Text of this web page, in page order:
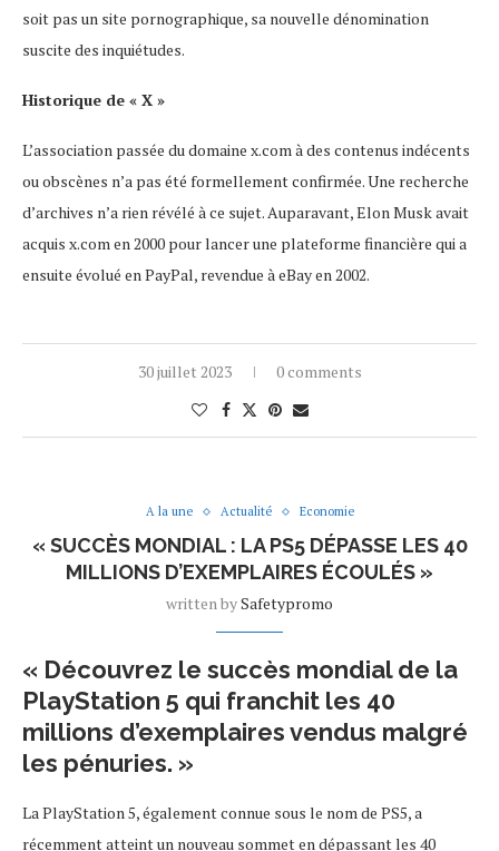
soit pas un site pornographique, sa nouvelle dénomination
suscite des inquiétudes.
Historique de « X »
L’association passée du domaine x.com à des contenus indécents
ou obscènes n’a pas été formellement confirmée. Une recherche
d’archives n’a rien révélé à ce sujet. Auparavant, Elon Musk avait
acquis x.com en 2000 pour lancer une plateforme financière qui a
ensuite évolué en PayPal, revendue à eBay en 2002.
30 juillet 2023 0 comments
A la une Actualité Economie
« SUCCÈS MONDIAL : LA PS5 DÉPASSE LES 40
MILLIONS D’EXEMPLAIRES ÉCOULÉS »
written bySafetypromo
« Découvrez le succès mondial de la
PlayStation 5 qui franchit les 40
millions d’exemplaires vendus malgré
les pénuries. »
La PlayStation 5, également connue sous le nom de PS5, a
récemment atteint un nouveau sommet en dépassant les 40